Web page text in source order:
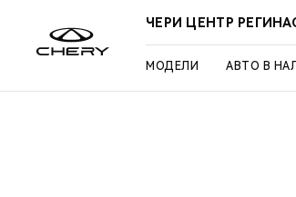
ЧЕРИ ЦЕНТР
МОДЕЛИ АВТО В